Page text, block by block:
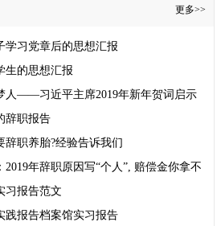
更多>>
学习党章后的思想汇报
生的思想汇报
人——习近平主席2019年新年贺词启示
辞职报告
辞职养胎?经验告诉我们
2019年辞职原因写“个人”, 赔偿金你拿不
习报告范文
践报告档案馆实习报告